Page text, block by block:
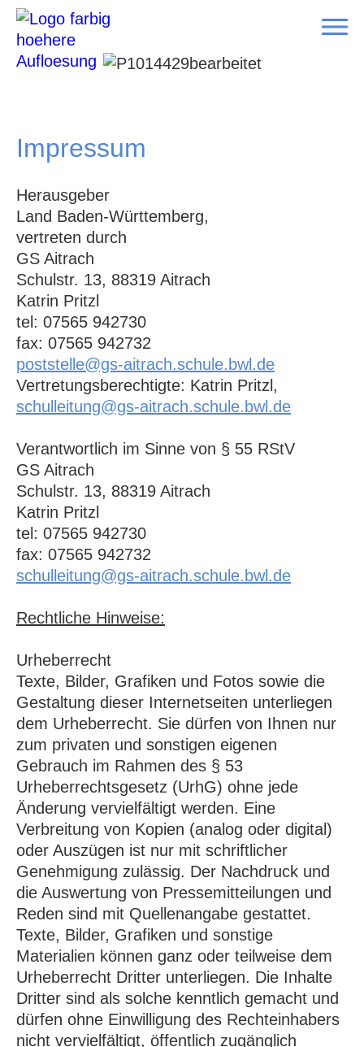
Impressum
Herausgeber
Land Baden-Württemberg,
vertreten durch
GS Aitrach
Schulstr. 13, 88319 Aitrach
Katrin Pritzl
tel: 07565 942730
fax: 07565 942732
poststelle@gs-aitrach.schule.bwl.de
Vertretungsberechtigte: Katrin Pritzl,
schulleitung@gs-aitrach.schule.bwl.de
Verantwortlich im Sinne von § 55 RStV
GS Aitrach
Schulstr. 13, 88319 Aitrach
Katrin Pritzl
tel: 07565 942730
fax: 07565 942732
schulleitung@gs-aitrach.schule.bwl.de
Rechtliche Hinweise:
Urheberrecht
Texte, Bilder, Grafiken und Fotos sowie die
Gestaltung dieser Internetseiten unterliegen
dem Urheberrecht. Sie dürfen von Ihnen nur
zum privaten und sonstigen eigenen
Gebrauch im Rahmen des § 53
Urheberrechtsgesetz (UrhG) ohne jede
Änderung vervielfältigt werden. Eine
Verbreitung von Kopien (analog oder digital)
oder Auszügen ist nur mit schriftlicher
Genehmigung zulässig. Der Nachdruck und
die Auswertung von Pressemitteilungen und
Reden sind mit Quellenangabe gestattet.
Texte, Bilder, Grafiken und sonstige
Materialien können ganz oder teilweise dem
Urheberrecht Dritter unterliegen. Die Inhalte
Dritter sind als solche kenntlich gemacht und
dürfen ohne Einwilligung des Rechteinhabers
nicht vervielfältigt, öffentlich zugänglich